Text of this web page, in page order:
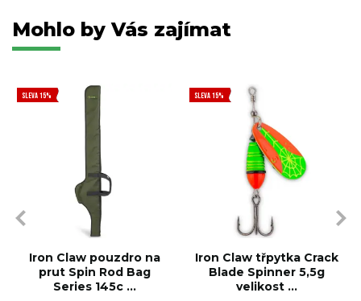
Mohlo by Vás zajímat
SLEVA 15%
Iron Claw pouzdro na
prut Spin Rod Bag
Series 145c ...
SLEVA 15%
Iron Claw třpytka Crack
Blade Spinner 5,5g
velikost ...